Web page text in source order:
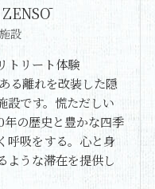
設
トリート体験
る離れを改装した隠
設です。慌ただしい
の歴史と豊かな四季
呼吸をする。心と身
ような滞在を提供し